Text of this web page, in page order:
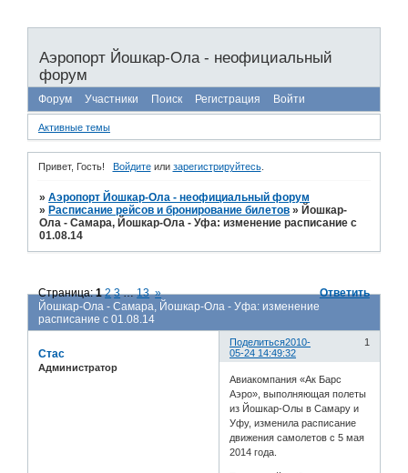
Аэропорт Йошкар-Ола - неофициальный
форум
Форум Участники Поиск Регистрация Войти
Активные темы
Привет, Гость! Войдитеили зарегистрируйтесь.
»Аэропорт Йошкар-Ола - неофициальный форум
» Расписание рейсов и бронирование билетов » Йошкар-
Ола - Самара, Йошкар-Ола - Уфа: изменение расписание с
01.08.14
Йошкар-Ола - Самара, Йошкар-Ола - Уфа: изменение
расписание с 01.08.14
Страница:1 2 3 … 13 » Ответить
Поделиться 1
2010-
05-24 14:49:32
Стас
Администратор
Авиакомпания «Ак Барс
Аэро», выполняющая полеты
из Йошкар-Олы в Самару и
Уфу, изменила расписание
движения самолетов с 5 мая
2014 года.